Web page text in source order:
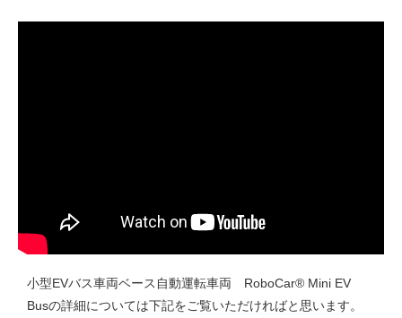
小型EVバス車両ベース自動運転車両 RoboCar® Mini EV
Busの詳細については下記をご覧いただければと思います。